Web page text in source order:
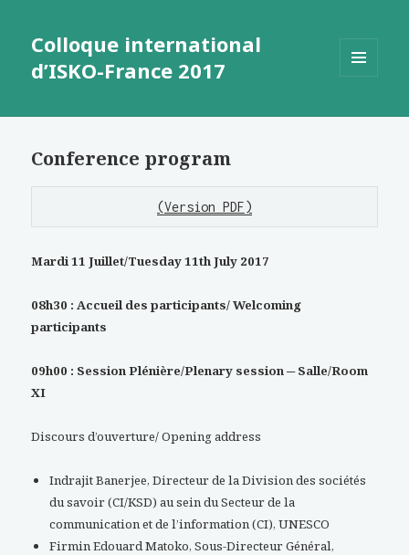
Colloque international
d’ISKO-France 2017
WIDGETS
Conference program
(Version PDF)
Mardi 11 Juillet/Tuesday 11th July 2017
08h30 : Accueil des participants/ Welcoming
participants
09h00 : Session Plénière/Plenary session ─ Salle/Room
XI
Discours d’ouverture/ Opening address
Indrajit Banerjee, Directeur de la Division des sociétés
du savoir (CI/KSD) au sein du Secteur de la
communication et de l’information (CI), UNESCO
Firmin Edouard Matoko, Sous-Directeur Général,